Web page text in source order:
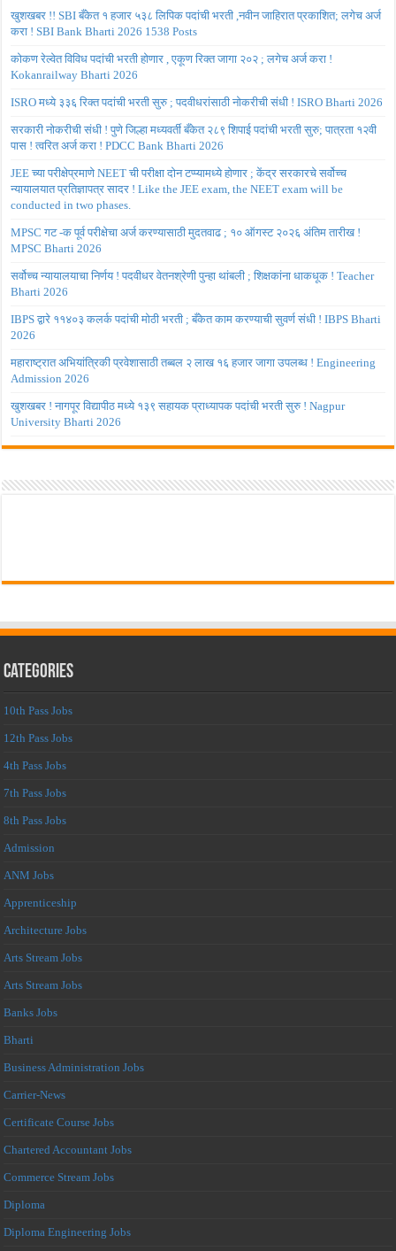
खुशखबर !! SBI बँकेत १ हजार ५३८ लिपिक पदांची भरती ,नवीन जाहिरात प्रकाशित; लगेच अर्ज
करा ! SBI Bank Bharti 2026 1538 Posts
कोकण रेल्वेत विविध पदांची भरती होणार , एकूण रिक्त जागा २०२ ; लगेच अर्ज करा !
Kokanrailway Bharti 2026
ISRO मध्ये ३३६ रिक्त पदांची भरती सुरु ; पदवीधरांसाठी नोकरीची संधी ! ISRO Bharti 2026
सरकारी नोकरीची संधी ! पुणे जिल्हा मध्यवर्ती बँकेत २८९ शिपाई पदांची भरती सुरु; पात्रता १२वी
पास ! त्वरित अर्ज करा ! PDCC Bank Bharti 2026
JEE च्या परीक्षेप्रमाणे NEET ची परीक्षा दोन टप्प्यामध्ये होणार ; केंद्र सरकारचे सर्वोच्च
न्यायालयात प्रतिज्ञापत्र सादर ! Like the JEE exam, the NEET exam will be
conducted in two phases.
MPSC गट -क पूर्व परीक्षेचा अर्ज करण्यासाठी मुदतवाढ ; १० ऑगस्ट २०२६ अंतिम तारीख !
MPSC Bharti 2026
सर्वोच्च न्यायालयाचा निर्णय ! पदवीधर वेतनश्रेणी पुन्हा थांबली ; शिक्षकांना धाकधूक ! Teacher
Bharti 2026
IBPS द्वारे ११४०३ कलर्क पदांची मोठी भरती ; बँकेत काम करण्याची सुवर्ण संधी ! IBPS Bharti
2026
महाराष्ट्रात अभियांत्रिकी प्रवेशासाठी तब्बल २ लाख १६ हजार जागा उपलब्ध ! Engineering
Admission 2026
खुशखबर ! नागपूर विद्यापीठ मध्ये १३९ सहायक प्राध्यापक पदांची भरती सुरु ! Nagpur
University Bharti 2026
Categories
10th Pass Jobs
12th Pass Jobs
4th Pass Jobs
7th Pass Jobs
8th Pass Jobs
Admission
ANM Jobs
Apprenticeship
Architecture Jobs
Arts Stream Jobs
Arts Stream Jobs
Banks Jobs
Bharti
Business Administration Jobs
Carrier-News
Certificate Course Jobs
Chartered Accountant Jobs
Commerce Stream Jobs
Diploma
Diploma Engineering Jobs